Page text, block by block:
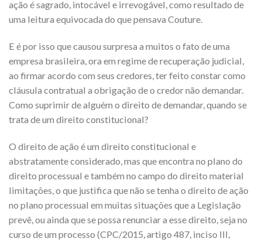
ação é sagrado, intocável e irrevogável, como resultado de
uma leitura equivocada do que pensava Couture.
E é por isso que causou surpresa a muitos o fato de uma
empresa brasileira, ora em regime de recuperação judicial,
ao firmar acordo com seus credores, ter feito constar como
cláusula contratual a obrigação de o credor não demandar.
Como suprimir de alguém o direito de demandar, quando se
trata de um direito constitucional?
O direito de ação é um direito constitucional e
abstratamente considerado, mas que encontra no plano do
direito processual e também no campo do direito material
limitações, o que justifica que não se tenha o direito de ação
no plano processual em muitas situações que a Legislação
prevê, ou ainda que se possa renunciar a esse direito, seja no
curso de um processo (CPC/2015, artigo 487, inciso III,